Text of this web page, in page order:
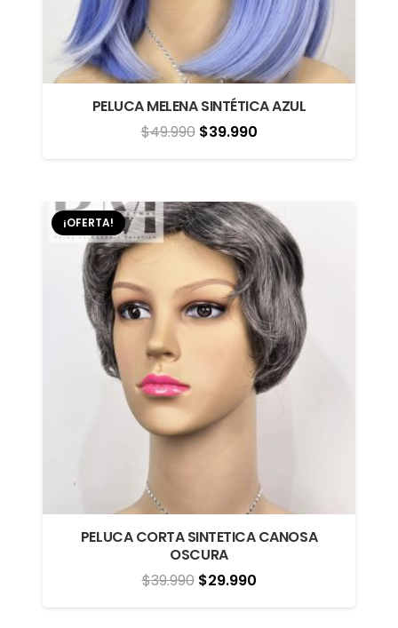
PELUCA MELENA SINTÉTICA AZUL
$49.990 El
precio
era:
$49.990.
$39.990El
precio
es:
$39.990.
¡OFERTA!
PELUCA CORTA SINTETICA CANOSA
OSCURA
$39.990 El
precio
$29.990El
precio